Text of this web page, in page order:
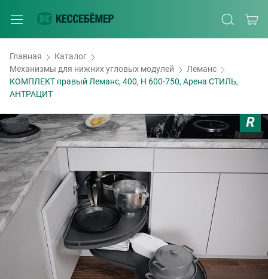
Главная
Каталог
Механизмы для нижних угловых модулей
Леманс
КОМПЛЕКТ правый Леманс, 400, H 600-750, Арена СТИЛЬ,
АНТРАЦИТ